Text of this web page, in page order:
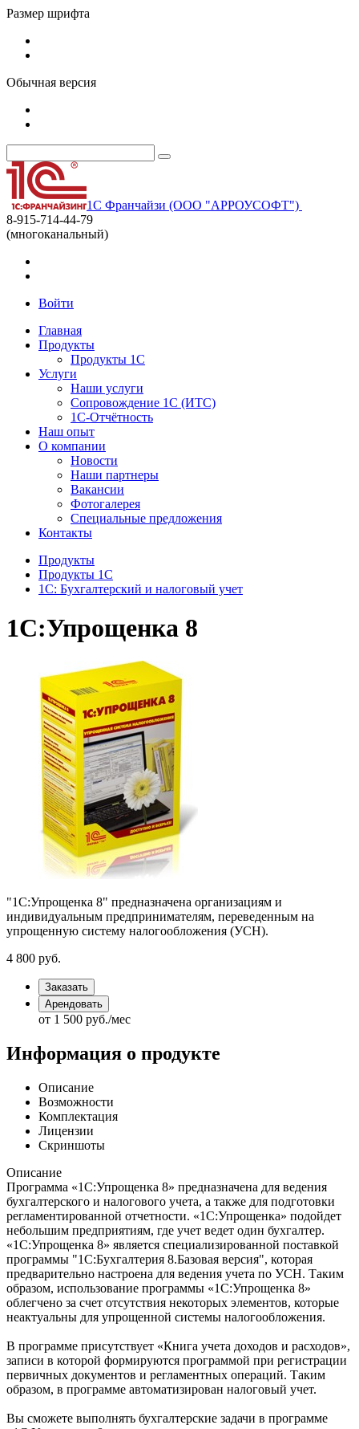
Размер шрифта
Обычная версия
1С Франчайзи (ООО "АРРОУСОФТ")
8-915-714-44-79
(многоканальный)
Войти
Главная
Продукты
Продукты 1С
Услуги
Наши услуги
Сопровождение 1С (ИТС)
1С-Отчётность
Наш опыт
О компании
Новости
Наши партнеры
Вакансии
Фотогалерея
Специальные предложения
Контакты
Продукты
Продукты 1С
1С: Бухгалтерский и налоговый учет
1С:Упрощенка 8
"1С:Упрощенка 8" предназначена организациям и
индивидуальным предпринимателям, переведенным на
упрощенную систему налогообложения (УСН).
4 800 руб.
Заказать
Арендовать
от 1 500 руб./мес
Информация о продукте
Описание
Возможности
Комплектация
Лицензии
Скриншоты
Описание
Программа «1С:Упрощенка 8» предназначена для ведения
бухгалтерского и налогового учета, а также для подготовки
регламентированной отчетности. «1С:Упрощенка» подойдет
небольшим предприятиям, где учет ведет один бухгалтер.
«1С:Упрощенка 8» является специализированной поставкой
программы "1С:Бухгалтерия 8.Базовая версия", которая
предварительно настроена для ведения учета по УСН. Таким
образом, использование программы «1С:Упрощенка 8»
облегчено за счет отсутствия некоторых элементов, которые
неактуальны для упрощенной системы налогообложения.
В программе присутствует «Книга учета доходов и расходов»,
записи в которой формируются программой при регистрации
первичных документов и регламентных операций. Таким
образом, в программе автоматизирован налоговый учет.
Вы сможете выполнять бухгалтерские задачи в программе